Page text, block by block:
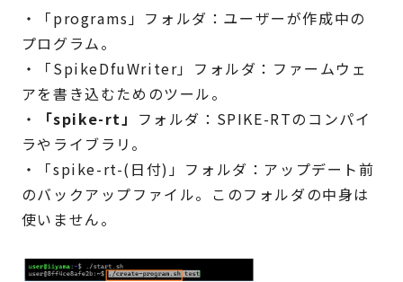
・「programs」フォルダ：ユーザーが作成中の
プログラム。
・「SpikeDfuWriter」フォルダ：ファームウェ
アを書き込むためのツール。
・
「spike-rt」 フォルダ：SPIKE-RTのコンパイ
ラやライブラリ。
・「spike-rt-(日付)」フォルダ：アップデート前
のバックアップファイル。このフォルダの中身は
使いません。